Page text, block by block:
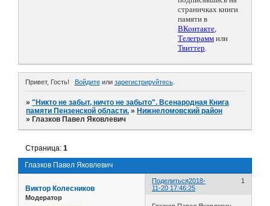
страничках книги
памяти в
ВКонтакте,
Телеграмм или
Твиттер.
Привет, Гость! Войдитеили зарегистрируйтесь.
»"Никто не забыт, ничто не забыто". Всенародная Книга
памяти Пензенской области. » Нижнеломовский район
» Глазков Павел Яковлевич
Глазков Павел Яковлевич
Страница:1
Поделиться 1
2018-
11-20 17:46:25
Виктор Колесников
Модератор